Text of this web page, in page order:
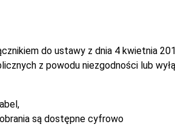
do ustawy z dnia 4 kwietnia
z powodu niezgodności lub
są dostępne cyfrowo